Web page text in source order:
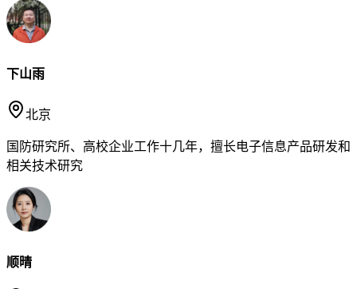
下山雨
北京
国防研究所、高校企业工作十几年，擅长电子信息产品研发和
相关技术研究
顺晴